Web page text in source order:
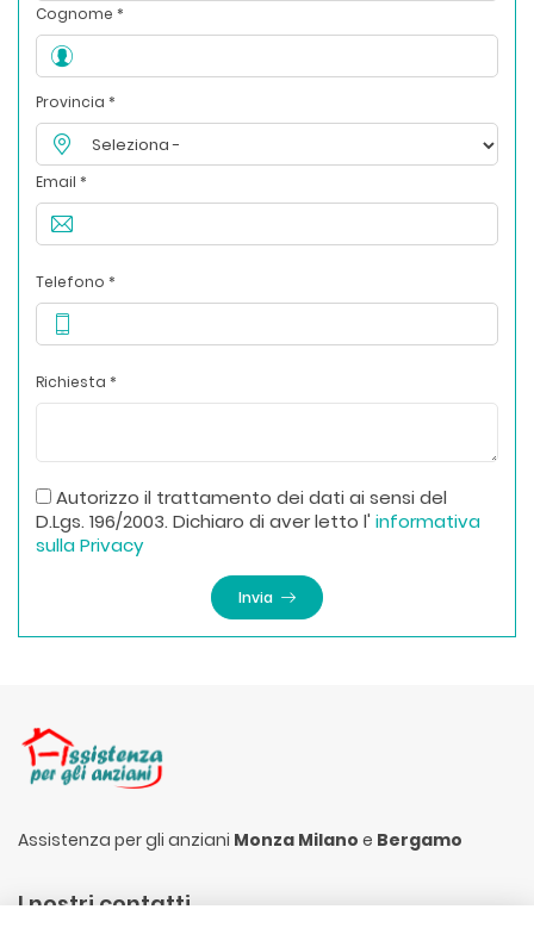
Cognome *
Provincia *
Email *
Telefono *
Richiesta *
Autorizzo il trattamento dei dati ai sensi del
D.Lgs. 196/2003. Dichiaro di aver letto l' informativa
sulla Privacy
Invia
Assistenza per gli anziani Monza Milano e Bergamo
I nostri contatti